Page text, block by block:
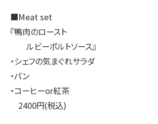
■Meat set
『鴨肉のロースト
ルビーポルトソース』
・シェフの気まぐれサラダ
・パン
・コーヒーor紅茶
2400円(税込)